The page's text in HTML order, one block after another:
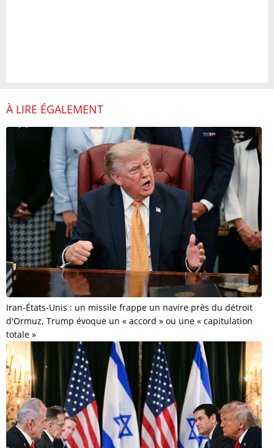
À LIRE ÉGALEMENT
Iran-États-Unis : un missile frappe un navire près du détroit
d'Ormuz, Trump évoque un « accord » ou une « capitulation
totale »